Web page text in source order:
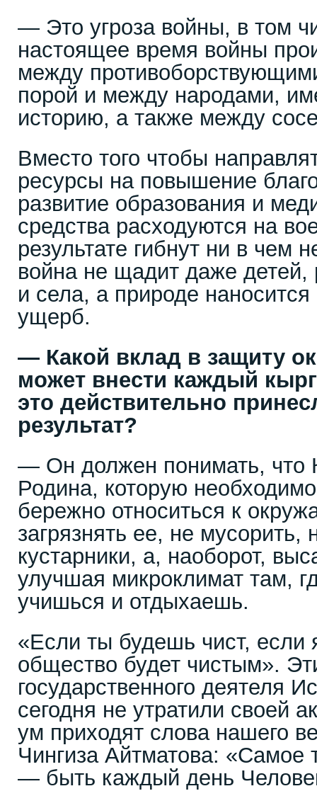
— Это угроза войны, в том
настоящее время войны
между
порой и между народами,
историю, а также между
Вместо того чтобы
ресурсы на повышение
развитие образования и
средства расходуются на
результате гибнут ни в чем
война не щадит даже детей,
и села, а природе
ущерб.
— Какой вклад в защиту
может внести каждый
это действительно
результат?
— Он должен понимать, что
Родина, которую
бережно относиться к
загрязнять ее, не мусорить,
кустарники, а, наоборот,
улучшая микроклимат там,
учишься и отдыхаешь.
«Если ты будешь чист, если
общество будет чистым».
государственного деятеля
сегодня не утратили своей
ум приходят слова нашего
Чингиза Айтматова: «Самое
— быть каждый день